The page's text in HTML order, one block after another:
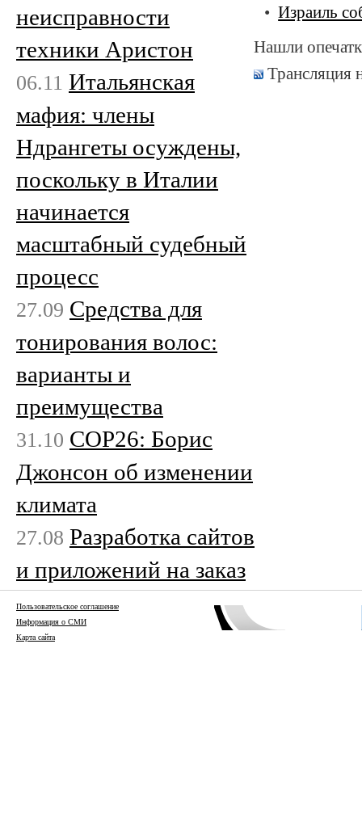
Израиль
Нашли
Трансляция
неисправности
техники Аристон
06.11 Итальянская
мафия: члены
Ндрангеты осуждены,
поскольку в Италии
начинается
масштабный судебный
процесс
27.09 Средства для
тонирования волос:
варианты и
преимущества
31.10 COP26: Борис
Джонсон об изменении
климата
27.08 Разработка сайтов
и приложений на заказ
Пользовательское соглашение
Информация о СМИ
Карта сайта